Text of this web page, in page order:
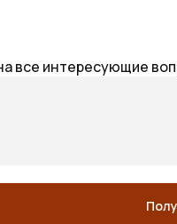
все интересующие